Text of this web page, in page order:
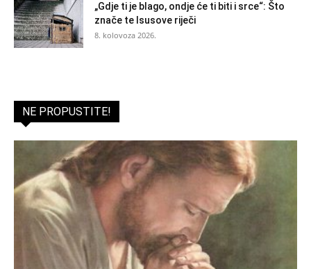
„Gdje ti je blago, ondje će ti biti i srce“: Što
znače te Isusove riječi
8. kolovoza 2026.
NE PROPUSTITE!